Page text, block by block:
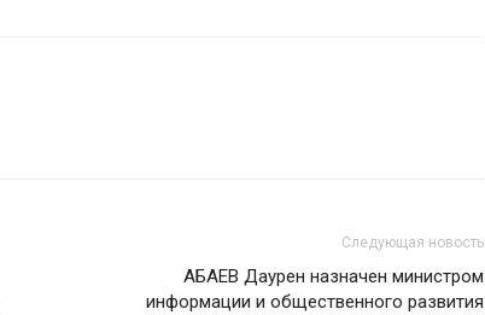
Следующая новость
АБАЕВ Даурен назначен министром
информации и общественного развития